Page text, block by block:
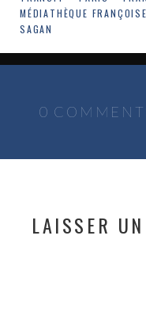
de
l’article
MÉDIATHÈQUE FRANÇOISE
SAGAN
0
LAISSER